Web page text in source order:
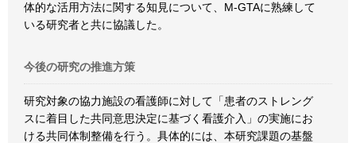
体的な活用方法に関する知見について、M-GTAに熟練して
いる研究者と共に協議した。
今後の研究の推進方策
研究対象の協力施設の看護師に対して「患者のストレング
スに着目した共同意思決定に基づく看護介入」の実施にお
ける共同体制整備を行う。具体的には、本研究課題の基盤